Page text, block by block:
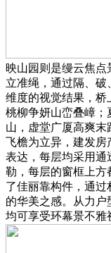
映山园则是缦云焦点
立准绳，通过隔、
维度的视觉结果，桥
桃柳争妍山峦叠嶂；
山，虚堂广厦高爽末
飞檐为立异，建发房
表达，每层均采用通
勒，每层的窗框上方
了佳丽靠构件，通
的华美之感。从力户
均可享受环幕景不雅